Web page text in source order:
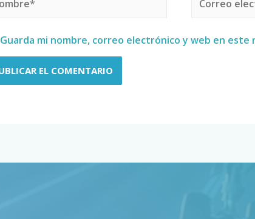
Guarda mi nombre, correo electrónico y web en